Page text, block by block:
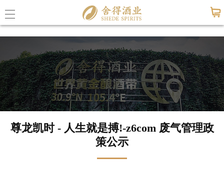
尊龙凯时 - 人生就是搏!-z6com
公司概
尊龙凯
联系尊
尊龙凯时 - 人生就是搏!-z6com 废气管理政
策公示